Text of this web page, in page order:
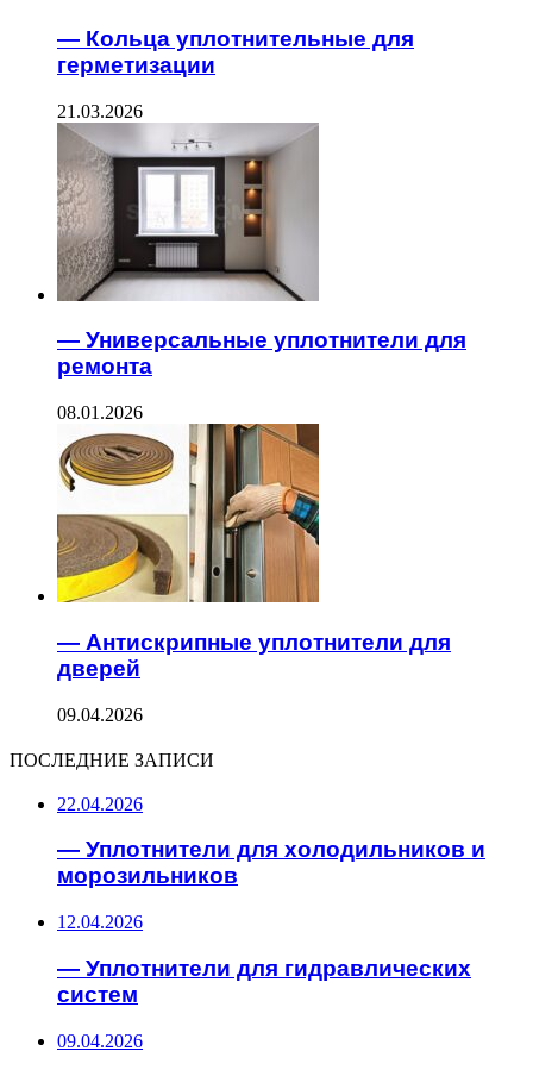
— Кольца уплотнительные для
герметизации
21.03.2026
— Универсальные уплотнители для
ремонта
08.01.2026
— Антискрипные уплотнители для
дверей
09.04.2026
ПОСЛЕДНИЕ ЗАПИСИ
22.04.2026
— Уплотнители для холодильников и
морозильников
12.04.2026
— Уплотнители для гидравлических
систем
09.04.2026